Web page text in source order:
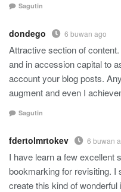
Sagutin
dondego 6 buwan ago
Attractive section of
and in accession capital to
account your blog posts.
augment and even I
Sagutin
fdertolmrtokev 6 buwan
I have learn a few excellent
bookmarking for revisiting. I
create this kind of